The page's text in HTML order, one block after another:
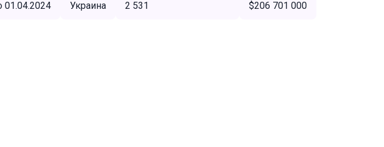
Украина 2 531 $206 701 000